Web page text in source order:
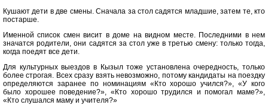
Кушают дети в две смены. Сначала за стол садятся младшие, затем те, кто
постарше.
Именной список смен висит в доме на видном месте. Последними в нем
значатся родители, они садятся за стол уже в третью смену: только тогда,
когда поедят все дети.
Для культурных выездов в Кызыл тоже установлена очередность, только
более строгая. Всех сразу взять невозможно, потому кандидаты на поездку
определяются заранее по номинациям «Кто хорошо учился?», «У кого
было хорошее поведение?», «Кто хорошо трудился и помогал маме?»,
«Кто слушался маму и учителя?»